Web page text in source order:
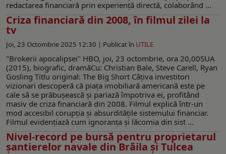
redactarea financiară prin experiență directă, colaborând ...
Criza financiară din 2008, în filmul zilei la
tv
Joi, 23 Octombrie 2025 12:30 | Publicat în UTILE
"Brokerii apocalipsei" HBO, joi, 23 octombrie, ora 20,00SUA
(2015), biografic, dramăCu: Christian Bale, Steve Carell, Ryan
Gosling Titlu original: The Big Short Câțiva investitori
vizionari descoperă că piața imobiliară americană este pe
cale să se prăbușească și pariază împotriva ei, profitând
masiv de criza financiară din 2008. Filmul explică într-un
mod accesibil corupția și absurditățile sistemului financiar.
Filmul evidențiază cum ignoranța și lăcomia din sist ...
Nivel-record pe bursă pentru proprietarul
șantierelor navale din Brăila și Tulcea